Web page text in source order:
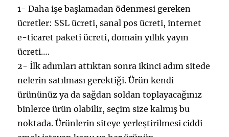
1- Daha işe başlamadan ödenmesi gereken
ücretler: SSL ücreti, sanal pos ücreti, internet
e-ticaret paketi ücreti, domain yıllık yayın
ücreti….
2- İlk adımları attıktan sonra ikinci adım sitede
nelerin satılması gerektiği. Ürün kendi
ürününüz ya da sağdan soldan toplayacağınız
binlerce ürün olabilir, seçim size kalmış bu
noktada. Ürünlerin siteye yerleştirilmesi ciddi